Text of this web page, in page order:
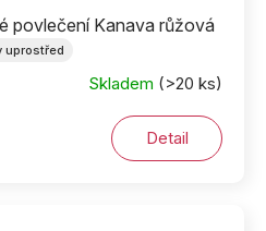
povlečení Kanava růžová
uprostřed
Skladem (>20 ks)
Detail